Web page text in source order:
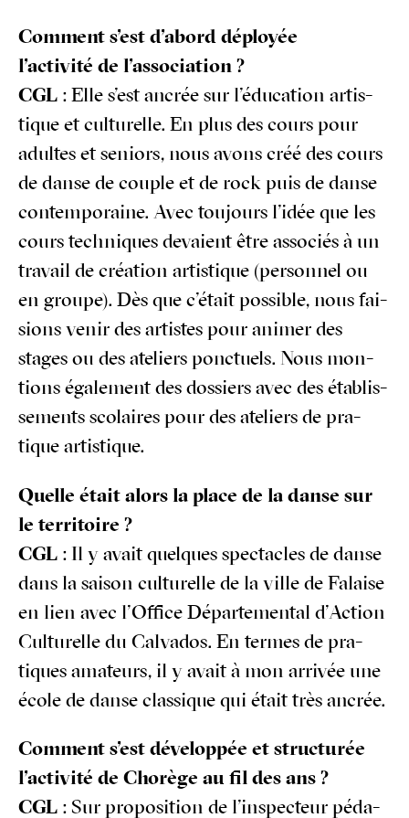
Com­ment s’est d’abord déployée
l’activité de l’association ?
CGL : Elle s’est ancrée sur l’éducation artis­
tique et cultu­relle. En plus des cours pour
adultes et seniors, nous avons créé des cours
de danse de couple et de rock puis de danse
contem­po­raine. Avec tou­jours l’idée que les
cours tech­niques devaient être asso­ciés à un
tra­vail de créa­tion artis­tique (per­son­nel ou
en groupe). Dès que c’était pos­sible, nous fai­
sions venir des artistes pour ani­mer des
stages ou des ate­liers ponc­tuels. Nous mon­
tions éga­le­ment des dos­siers avec des éta­blis­
se­ments sco­laires pour des ate­liers de pra­
tique artistique.
Quelle était alors la place de la danse sur
le territoire ?
CGL : Il y avait quelques spec­tacles de danse
dans la sai­son cultu­relle de la ville de Falaise
en lien avec l’Office Dépar­te­men­tal d’Action
Cultu­relle du Cal­va­dos. En termes de pra­
tiques ama­teurs, il y avait à mon arri­vée une
école de danse clas­sique qui était très ancrée.
Com­ment s’est déve­lop­pée et struc­tu­rée
l’activité de Cho­rège au fil des ans ?
CGL : Sur pro­po­si­tion de l’inspecteur péda­